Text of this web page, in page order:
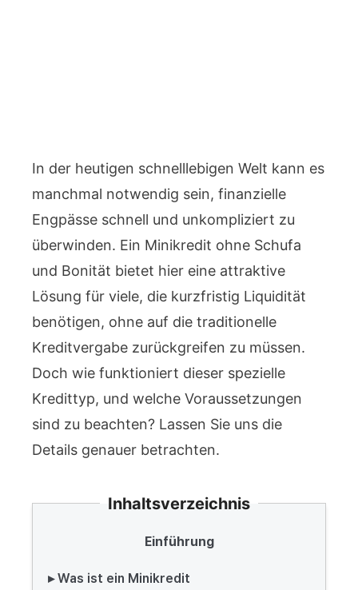
In der heutigen schnelllebigen Welt kann es
manchmal notwendig sein, finanzielle
Engpässe schnell und unkompliziert zu
überwinden. Ein Minikredit ohne Schufa
und Bonität bietet hier eine attraktive
Lösung für viele, die kurzfristig Liquidität
benötigen, ohne auf die traditionelle
Kreditvergabe zurückgreifen zu müssen.
Doch wie funktioniert dieser spezielle
Kredittyp, und welche Voraussetzungen
sind zu beachten? Lassen Sie uns die
Details genauer betrachten.
Inhaltsverzeichnis
Einführung
▸ Was ist ein Minikredit